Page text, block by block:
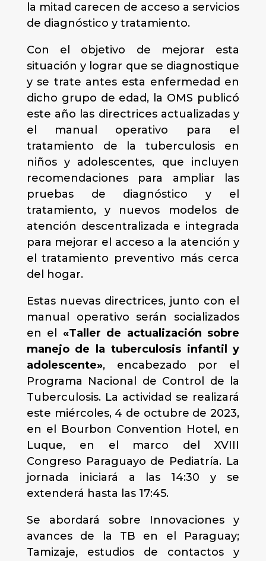
la mitad carecen de acceso a servicios
de diagnóstico y tratamiento.
Con el objetivo de mejorar esta
situación y lograr que se diagnostique
y se trate antes esta enfermedad en
dicho grupo de edad, la OMS publicó
este año las directrices actualizadas y
el manual operativo para el
tratamiento de la tuberculosis en
niños y adolescentes, que incluyen
recomendaciones para ampliar las
pruebas de diagnóstico y el
tratamiento, y nuevos modelos de
atención descentralizada e integrada
para mejorar el acceso a la atención y
el tratamiento preventivo más cerca
del hogar.
Estas nuevas directrices, junto con el
manual operativo serán socializados
en el «Taller de actualización sobre
manejo de la tuberculosis infantil y
adolescente», encabezado por el
Programa Nacional de Control de la
Tuberculosis. La actividad se realizará
este miércoles, 4 de octubre de 2023,
en el Bourbon Convention Hotel, en
Luque, en el marco del XVIII
Congreso Paraguayo de Pediatría. La
jornada iniciará a las 14:30 y se
extenderá hasta las 17:45.
Se abordará sobre Innovaciones y
avances de la TB en el Paraguay;
Tamizaje, estudios de contactos y